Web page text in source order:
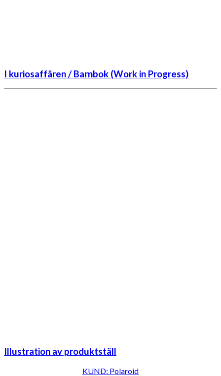
I kuriosaffären / Barnbok (Work in Progress)
Illustration av produktställ
KUND: Polaroid